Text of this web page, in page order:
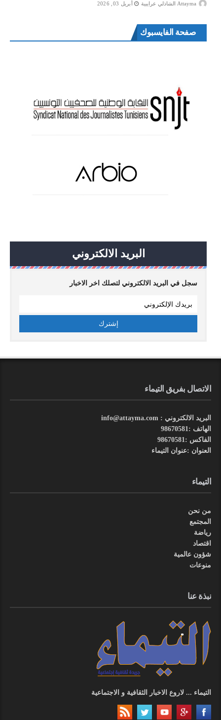
Attayma الشاذلي عرايبية أبريل 03, 2026
صفحة الفايسبوك
البريد الالكتروني
سجل في البريد الالكتروني لتصلك اخر الاخبار
الاتصال بفريق التيماء
البريد الالكتروني : info@attayma.com
الهاتف :98670581
الفاكس :98670581
العنوان :عنوان التيماء
التيماء
من نحن
المجتمع
رياضة
اقتصاد
شؤون عالمية
منوعات
نبذة عنا
التيماء ... لاروع الاخبار الثقافية و الاجتماعية